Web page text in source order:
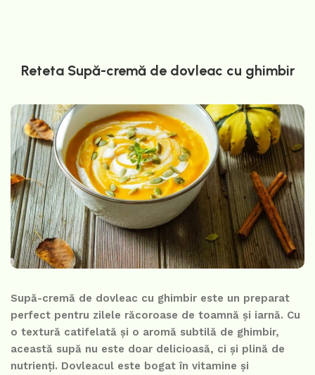
Reteta Supă-cremă de dovleac cu ghimbir
Supă-cremă de dovleac cu ghimbir este un preparat
perfect pentru zilele răcoroase de toamnă și iarnă. Cu
o textură catifelată și o aromă subtilă de ghimbir,
această supă nu este doar delicioasă, ci și plină de
nutrienți. Dovleacul este bogat în vitamine și